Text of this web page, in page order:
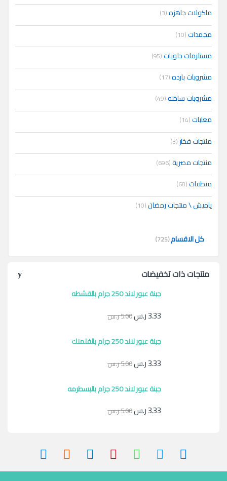
ماكولات جاهزه(3)
مجمدات(10)
مستلزمات حلويات(95)
مشروبات بارده(17)
مشروبات ساخنه(49)
معلبات(14)
منتجات فخار (3)
منتجات مصرية(696)
منظفات(68)
ياميش \ منتجات رمضان(10)
كل الاقسام(725)
منتجات ذات تخفيضات
جبنة عبور لاند 250 جرام بالقشطه
3.33ر.س5.00ر.س
جبنة عبور لاند 250 جرام بالفلمنك
3.33ر.س5.00ر.س
جبنة عبور لاند 250 جرام بالبسطرمه
3.33ر.س5.00ر.س